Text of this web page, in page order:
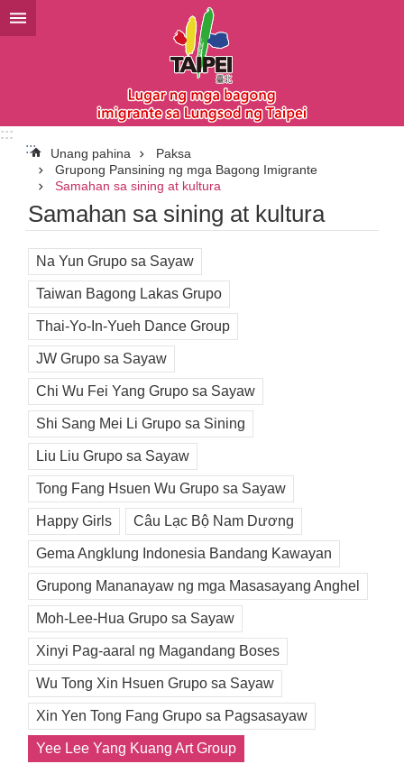
Lumaktaw sa pangunahing bloke ng nilalaman
:::
:::
Unang pahina
Paksa
Grupong Pansining ng mga Bagong Imigrante
Samahan sa sining at kultura
Samahan sa sining at kultura
Na Yun Grupo sa Sayaw
Taiwan Bagong Lakas Grupo
Thai-Yo-In-Yueh Dance Group
JW Grupo sa Sayaw
Chi Wu Fei Yang Grupo sa Sayaw
Shi Sang Mei Li Grupo sa Sining
Liu Liu Grupo sa Sayaw
Tong Fang Hsuen Wu Grupo sa Sayaw
Happy Girls Câu Lạc Bộ Nam Dương
Gema Angklung Indonesia Bandang Kawayan
Grupong Mananayaw ng mga Masasayang Anghel
Moh-Lee-Hua Grupo sa Sayaw
Xinyi Pag-aaral ng Magandang Boses
Wu Tong Xin Hsuen Grupo sa Sayaw
Xin Yen Tong Fang Grupo sa Pagsasayaw
Yee Lee Yang Kuang Art Group